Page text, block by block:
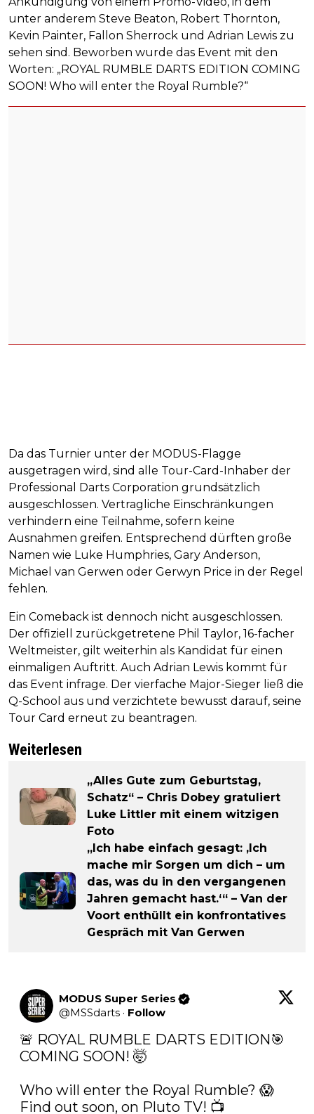
unter anderem Steve Beaton, Robert Thornton,
Kevin Painter, Fallon Sherrock und Adrian Lewis zu
sehen sind. Beworben wurde das Event mit den
Worten: „ROYAL RUMBLE DARTS EDITION COMING
SOON! Who will enter the Royal Rumble?“
Da das Turnier unter der MODUS-Flagge
ausgetragen wird, sind alle Tour-Card-Inhaber der
Professional Darts Corporation grundsätzlich
ausgeschlossen. Vertragliche Einschränkungen
verhindern eine Teilnahme, sofern keine
Ausnahmen greifen. Entsprechend dürften große
Namen wie Luke Humphries, Gary Anderson,
Michael van Gerwen oder Gerwyn Price in der Regel
fehlen.
Ein Comeback ist dennoch nicht ausgeschlossen.
Der offiziell zurückgetretene Phil Taylor, 16-facher
Weltmeister, gilt weiterhin als Kandidat für einen
einmaligen Auftritt. Auch Adrian Lewis kommt für
das Event infrage. Der vierfache Major-Sieger ließ die
Q-School aus und verzichtete bewusst darauf, seine
Tour Card erneut zu beantragen.
Weiterlesen
„Alles Gute zum Geburtstag,
Schatz“ – Chris Dobey gratuliert
Luke Littler mit einem witzigen
Foto
„Ich habe einfach gesagt: ‚Ich
mache mir Sorgen um dich – um
das, was du in den vergangenen
Jahren gemacht hast.‘“ – Van der
Voort enthüllt ein konfrontatives
Gespräch mit Van Gerwen
MODUS Super Series
@MSSdarts · Follow
🚨 ROYAL RUMBLE DARTS EDITION🎯
COMING SOON! 🤯
Who will enter the Royal Rumble? 😱
Find out soon, on Pluto TV! 📺